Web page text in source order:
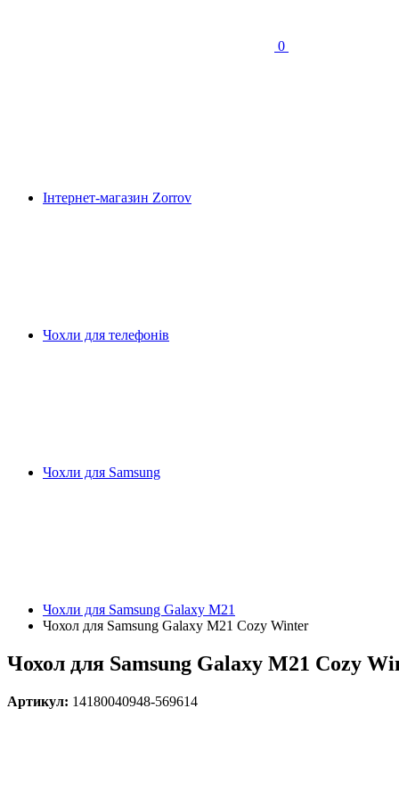
0
Інтернет-магазин Zorrov
Чохли для телефонів
Чохли для Samsung
Чохли для Samsung Galaxy M21
Чохол для Samsung Galaxy M21 Cozy Winter
Чохол для Samsung Galaxy M21 Cozy
Артикул: 14180040948-569614